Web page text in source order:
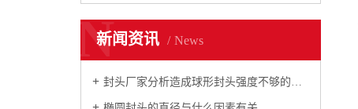
新闻资讯 News
N
封头厂家分析造成球形封头强度不够的原因